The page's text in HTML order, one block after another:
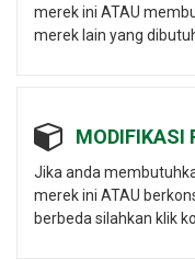
merek ini ATAU
merek lain yang
MODIFIKASI
Jika anda
merek ini ATAU
berbeda silahkan klik